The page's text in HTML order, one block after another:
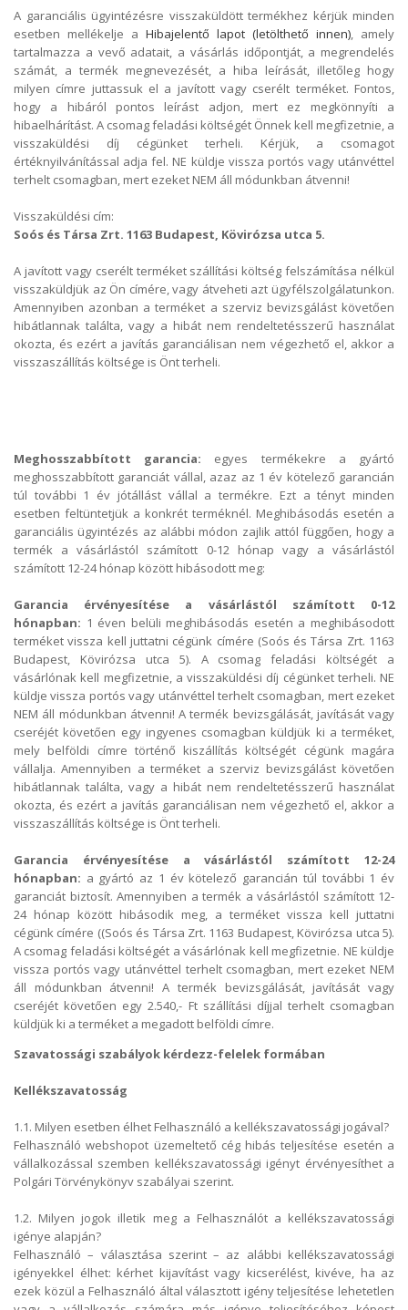
A garanciális ügyintézésre visszaküldött termékhez kérjük minden
esetben mellékelje a Hibajelentő lapot (letölthető innen), amely
tartalmazza a vevő adatait, a vásárlás időpontját, a megrendelés
számát, a termék megnevezését, a hiba leírását, illetőleg hogy
milyen címre juttassuk el a javított vagy cserélt terméket. Fontos,
hogy a hibáról pontos leírást adjon, mert ez megkönnyíti a
hibaelhárítást. A csomag feladási költségét Önnek kell megfizetnie, a
visszaküldési díj cégünket terheli. Kérjük, a csomagot
értéknyilvánítással adja fel. NE küldje vissza portós vagy utánvéttel
terhelt csomagban, mert ezeket NEM áll módunkban átvenni!
Visszaküldési cím:
Soós és Társa Zrt. 1163 Budapest, Kövirózsa utca 5.
A javított vagy cserélt terméket szállítási költség felszámítása nélkül
visszaküldjük az Ön címére, vagy átveheti azt ügyfélszolgálatunkon.
Amennyiben azonban a terméket a szerviz bevizsgálást követően
hibátlannak találta, vagy a hibát nem rendeltetésszerű használat
okozta, és ezért a javítás garanciálisan nem végezhető el, akkor a
visszaszállítás költsége is Önt terheli.
Meghosszabbított garancia: egyes termékekre a gyártó
meghosszabbított garanciát vállal, azaz az 1 év kötelező garancián
túl további 1 év jótállást vállal a termékre. Ezt a tényt minden
esetben feltüntetjük a konkrét terméknél. Meghibásodás esetén a
garanciális ügyintézés az alábbi módon zajlik attól függően, hogy a
termék a vásárlástól számított 0-12 hónap vagy a vásárlástól
számított 12-24 hónap között hibásodott meg:
Garancia érvényesítése a vásárlástól számított 0-12
hónapban: 1 éven belüli meghibásodás esetén a meghibásodott
terméket vissza kell juttatni cégünk címére (Soós és Társa Zrt. 1163
Budapest, Kövirózsa utca 5). A csomag feladási költségét a
vásárlónak kell megfizetnie, a visszaküldési díj cégünket terheli. NE
küldje vissza portós vagy utánvéttel terhelt csomagban, mert ezeket
NEM áll módunkban átvenni! A termék bevizsgálását, javítását vagy
cseréjét követően egy ingyenes csomagban küldjük ki a terméket,
mely belföldi címre történő kiszállítás költségét cégünk magára
vállalja. Amennyiben a terméket a szerviz bevizsgálást követően
hibátlannak találta, vagy a hibát nem rendeltetésszerű használat
okozta, és ezért a javítás garanciálisan nem végezhető el, akkor a
visszaszállítás költsége is Önt terheli.
Garancia érvényesítése a vásárlástól számított 12-24
hónapban: a gyártó az 1 év kötelező garancián túl további 1 év
garanciát biztosít. Amennyiben a termék a vásárlástól számított 12-
24 hónap között hibásodik meg, a terméket vissza kell juttatni
cégünk címére ((Soós és Társa Zrt. 1163 Budapest, Kövirózsa utca 5).
A csomag feladási költségét a vásárlónak kell megfizetnie. NE küldje
vissza portós vagy utánvéttel terhelt csomagban, mert ezeket NEM
áll módunkban átvenni! A termék bevizsgálását, javítását vagy
cseréjét követően egy 2.540,- Ft szállítási díjjal terhelt csomagban
küldjük ki a terméket a megadott belföldi címre.
Szavatossági szabályok kérdezz-felelek formában
Kellékszavatosság
1.1. Milyen esetben élhet Felhasználó a kellékszavatossági jogával?
Felhasználó webshopot üzemeltető cég hibás teljesítése esetén a
vállalkozással szemben kellékszavatossági igényt érvényesíthet a
Polgári Törvénykönyv szabályai szerint.
1.2. Milyen jogok illetik meg a Felhasználót a kellékszavatossági
igénye alapján?
Felhasználó – választása szerint – az alábbi kellékszavatossági
igényekkel élhet: kérhet kijavítást vagy kicserélést, kivéve, ha az
ezek közül a Felhasználó által választott igény teljesítése lehetetlen